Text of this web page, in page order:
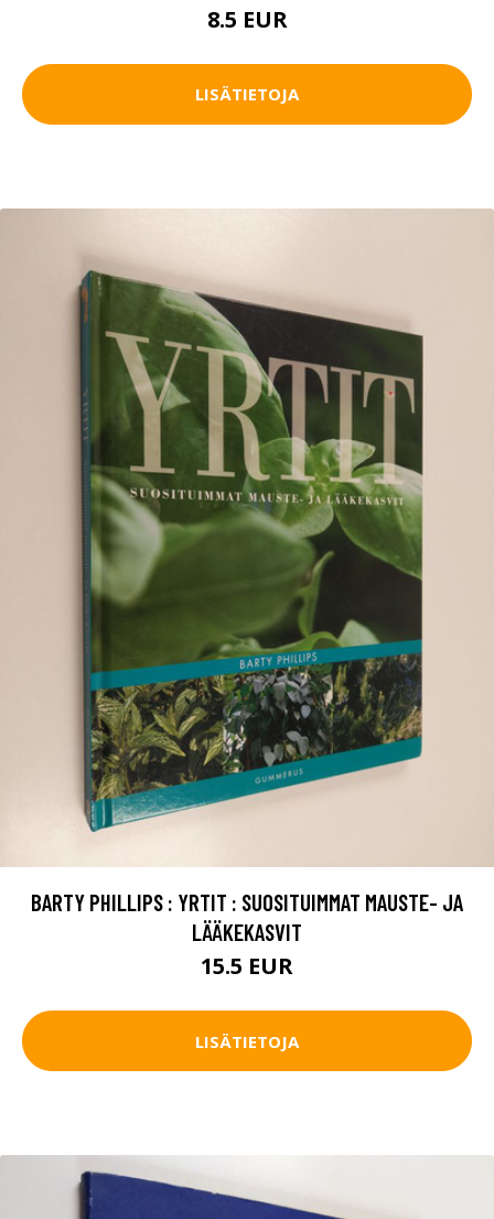
8.5 EUR
LISÄTIETOJA
BARTY PHILLIPS : YRTIT : SUOSITUIMMAT MAUSTE- JA
LÄÄKEKASVIT
15.5 EUR
LISÄTIETOJA